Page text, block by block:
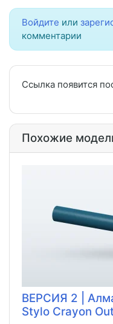
Войдите или
комментарии
Ссылка появится
Похожие
ВЕРСИЯ 2 |
Stylo Crayon